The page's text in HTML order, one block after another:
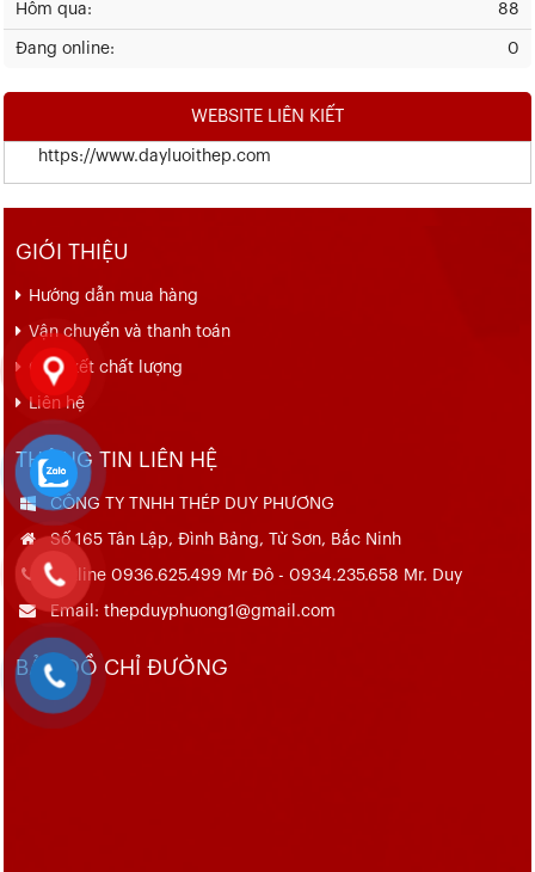
88
Hôm qua:
0
Đang online:
WEBSITE LIÊN KIẾT
https://www.dayluoithep.com
GIỚI THIỆU
Hướng dẫn mua hàng
Vận chuyển và thanh toán
Cam kết chất lượng
Liên hệ
THÔNG TIN LIÊN HỆ
CÔNG TY TNHH THÉP DUY PHƯƠNG
Số 165 Tân Lập, Đình Bảng, Từ Sơn, Bắc Ninh
Hotline 0936.625.499 Mr Đô - 0934.235.658 Mr. Duy
Email: thepduyphuong1@gmail.com
BẢN ĐỒ CHỈ ĐƯỜNG